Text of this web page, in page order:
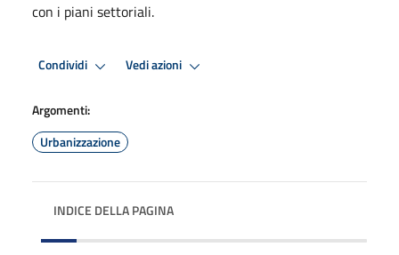
con i piani settoriali.
Condividi Vedi azioni
Argomenti:
Urbanizzazione
INDICE DELLA PAGINA